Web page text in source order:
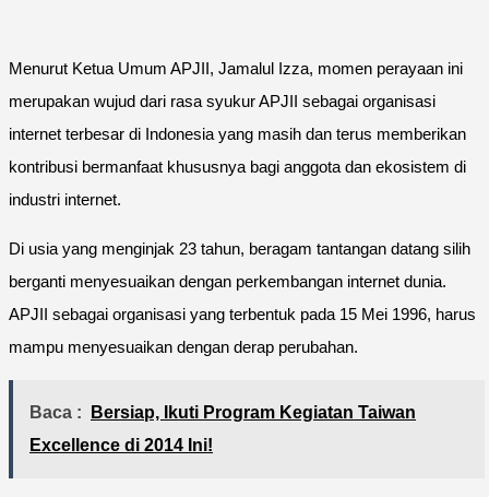
Menurut Ketua Umum APJII, Jamalul Izza, momen perayaan ini
merupakan wujud dari rasa syukur APJII sebagai organisasi
internet terbesar di Indonesia yang masih dan terus memberikan
kontribusi bermanfaat khususnya bagi anggota dan ekosistem di
industri internet.
Di usia yang menginjak 23 tahun, beragam tantangan datang silih
berganti menyesuaikan dengan perkembangan internet dunia.
APJII sebagai organisasi yang terbentuk pada 15 Mei 1996, harus
mampu menyesuaikan dengan derap perubahan.
Baca :
Bersiap, Ikuti Program Kegiatan Taiwan
Excellence di 2014 Ini!